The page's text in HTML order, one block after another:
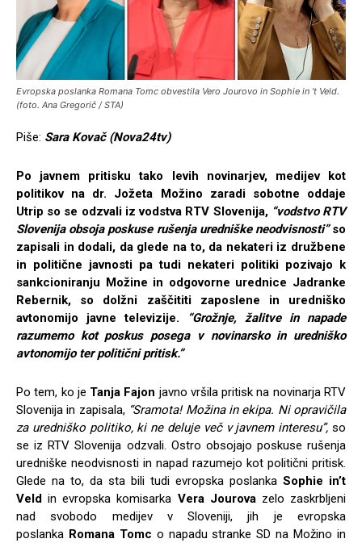
Evropska poslanka Romana Tomc obvestila Vero Jourovo in Sophie in ‘t Veld.
(foto. Ana Gregorič / STA)
Piše: Sara Kovač (Nova24tv)
Po javnem pritisku tako levih novinarjev, medijev kot
politikov na dr. Jožeta Možino zaradi sobotne oddaje
Utrip so se odzvali iz vodstva RTV Slovenija, “vodstvo RTV
Slovenija obsoja poskuse rušenja uredniške neodvisnosti”so
zapisali in dodali, da glede na to, da nekateri iz družbene
in politične javnosti pa tudi nekateri politiki pozivajo k
sankcioniranju Možine in odgovorne urednice Jadranke
Rebernik, so dolžni zaščititi zaposlene in uredniško
avtonomijo javne televizije.
“Grožnje, žalitve in napade
razumemo kot poskus posega v novinarsko in uredniško
avtonomijo ter politični pritisk.”
Po tem, ko je Tanja Fajon javno vršila pritisk na novinarja RTV
Slovenija in zapisala, “Sramota! Možina in ekipa. Ni opravičila
za uredniško politiko, ki ne deluje več v javnem interesu”, so
se iz RTV Slovenija odzvali. Ostro obsojajo poskuse rušenja
uredniške neodvisnosti in napad razumejo kot politični pritisk.
Glede na to, da sta bili tudi evropska poslanka Sophie in’t
Veld in evropska komisarka Vera Jourova zelo zaskrbljeni
nad svobodo medijev v Sloveniji, jih je evropska
poslanka Romana Tomc o napadu stranke SD na Možino in